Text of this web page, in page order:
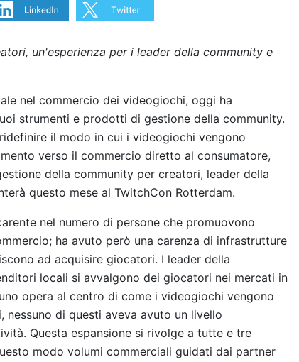
un'esperienza per i leader della community e
nel commercio dei videogiochi, oggi ha
strumenti e prodotti di gestione della community.
il modo in cui i videogiochi vengono
verso il commercio diretto al consumatore,
della community per creatori, leader della
questo mese al TwitchCon Rotterdam.
nel numero di persone che promuovono
ha avuto però una carenza di infrastrutture
ad acquisire giocatori. I leader della
locali si avvalgono dei giocatori nei mercati in
opera al centro di come i videogiochi vengono
di questi aveva avuto un livello
Questa espansione si rivolge a tutte e tre
modo volumi commerciali guidati dai partner